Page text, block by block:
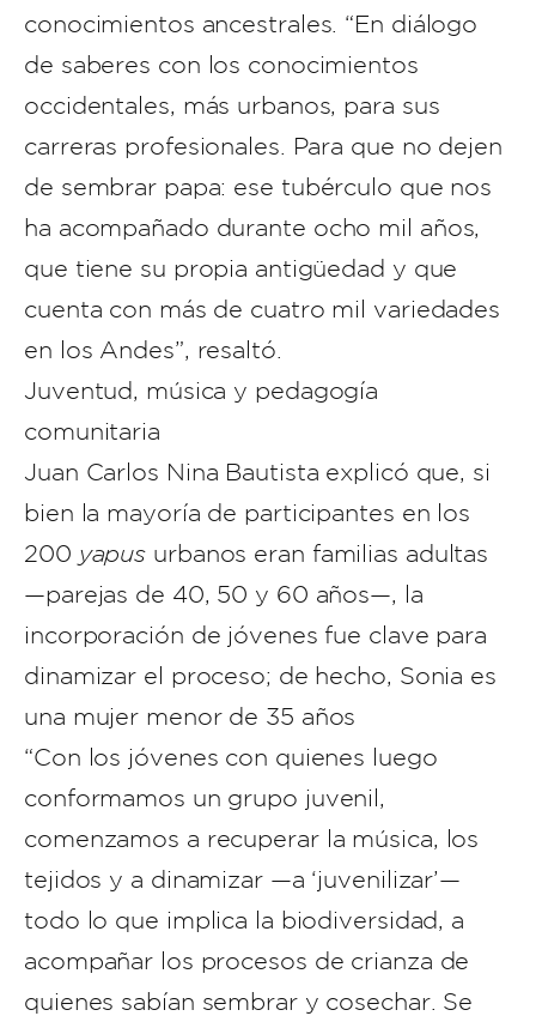
conocimientos ancestrales. “En diálogo
de saberes con los conocimientos
occidentales, más urbanos, para sus
carreras profesionales. Para que no dejen
de sembrar papa: ese tubérculo que nos
ha acompañado durante ocho mil años,
que tiene su propia antigüedad y que
cuenta con más de cuatro mil variedades
en los Andes”, resaltó.
Juventud, música y pedagogía
comunitaria
Juan Carlos Nina Bautista explicó que, si
bien la mayoría de participantes en los
200 yapus urbanos eran familias adultas
—parejas de 40, 50 y 60 años—, la
incorporación de jóvenes fue clave para
dinamizar el proceso; de hecho, Sonia es
una mujer menor de 35 años
“Con los jóvenes con quienes luego
conformamos un grupo juvenil,
comenzamos a recuperar la música, los
tejidos y a dinamizar —a ‘juvenilizar’—
todo lo que implica la biodiversidad, a
acompañar los procesos de crianza de
quienes sabían sembrar y cosechar. Se